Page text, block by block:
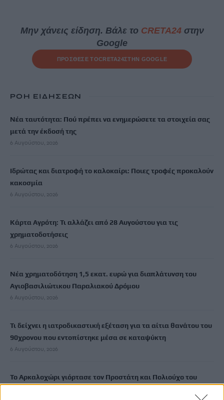
Μην χάνεις είδηση. Βάλε το CRETA24στην
Google
ΠΡΟΣΘΕΣΕ ΤΟCRETA24ΣΤΗΝ GOOGLE
ΡΟΗ ΕΙΔΗΣΕΩΝ
Νέα ταυτότητα: Πού πρέπει να ενημερώσετε τα στοιχεία σας
μετά την έκδοσή της
6 Αυγούστου, 2026
Ιδρώτας και διατροφή το καλοκαίρι: Ποιες τροφές προκαλούν
κακοσμία
6 Αυγούστου, 2026
Κάρτα Αγρότη: Τι αλλάζει από 28 Αυγούστου για τις
χρηματοδοτήσεις
6 Αυγούστου, 2026
Νέα χρηματοδότηση 1,5 εκατ. ευρώ για διαπλάτυνση του
Αγιοβασιλιώτικου Παραλιακού Δρόμου
6 Αυγούστου, 2026
Τι δείχνει η ιατροδικαστική εξέταση για τα αίτια θανάτου του
90χρονου που εντοπίστηκε μέσα σε καταψύκτη
6 Αυγούστου, 2026
Το Αρκαλοχώρι γιόρτασε τον Προστάτη και Πολιούχο του